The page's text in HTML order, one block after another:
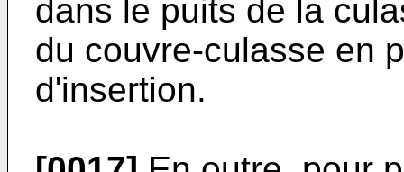
dans le puits de la
du couvre-culasse en
d'insertion.